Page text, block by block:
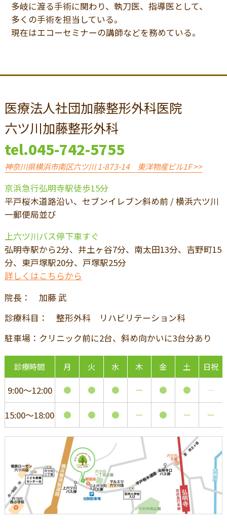
多岐に渡る手術に関わり、執刀医、指導医として、
多くの手術を担当している。
現在はエコーセミナーの講師などを務めている。
医療法人社団加藤整形外科医院
六ツ川加藤整形外科
tel.045-742-5755
神奈川県横浜市南区六ツ川 1-873-14 東洋物産ビル1F >>
京浜急行弘明寺駅徒歩15分
平戸桜木道路沿い、セブンイレブン斜め前 / 横浜六ツ川
一郵便局並び
上六ツ川バス停下車すぐ
弘明寺駅から2分、井土ヶ谷7分、南太田13分、吉野町15
分、東戸塚駅20分、戸塚駅25分
詳しくはこちらから
院長： 加藤 武
診療科目： 整形外科 リハビリテーション科
駐車場：クリニック前に2台、斜め向かいに3台分あり
診療時間 月 火 水 木 金 土 日祝
9:00～12:00 ● ● ● ー ● ● ―
15:00～18:00 ● ● ● ー ● ー ー